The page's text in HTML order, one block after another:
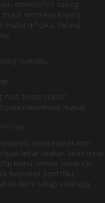
mendes*h2 saking
menekan kepala
mulut m*qiku. Pelan2
reaksiku.
besar sekali”.
menyeruak masuk
lirih.
mencengkeranm
lebar seakan tidak muat
kamu sempit sekali Cin”,
turunkan pant*tku,
demi tahap sehingga